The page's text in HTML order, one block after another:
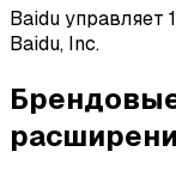
Baidu управляет
Baidu, Inc.